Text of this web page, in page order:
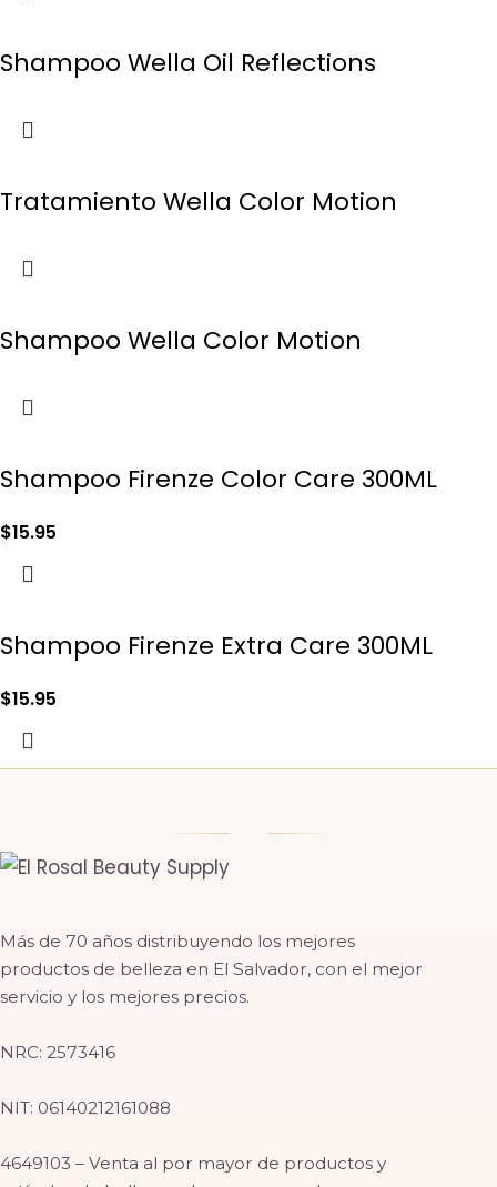
Shampoo Wella Oil Reflections
Tratamiento Wella Color Motion
Shampoo Wella Color Motion
Shampoo Firenze Color Care 300ML
$15.95
Shampoo Firenze Extra Care 300ML
$15.95
Más de 70 años distribuyendo los mejores
productos de belleza en El Salvador, con el mejor
servicio y los mejores precios.
NRC: 2573416
NIT: 06140212161088
4649103 – Venta al por mayor de productos y